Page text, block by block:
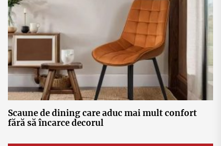
Scaune de dining care aduc mai mult confort
fără să încarce decorul